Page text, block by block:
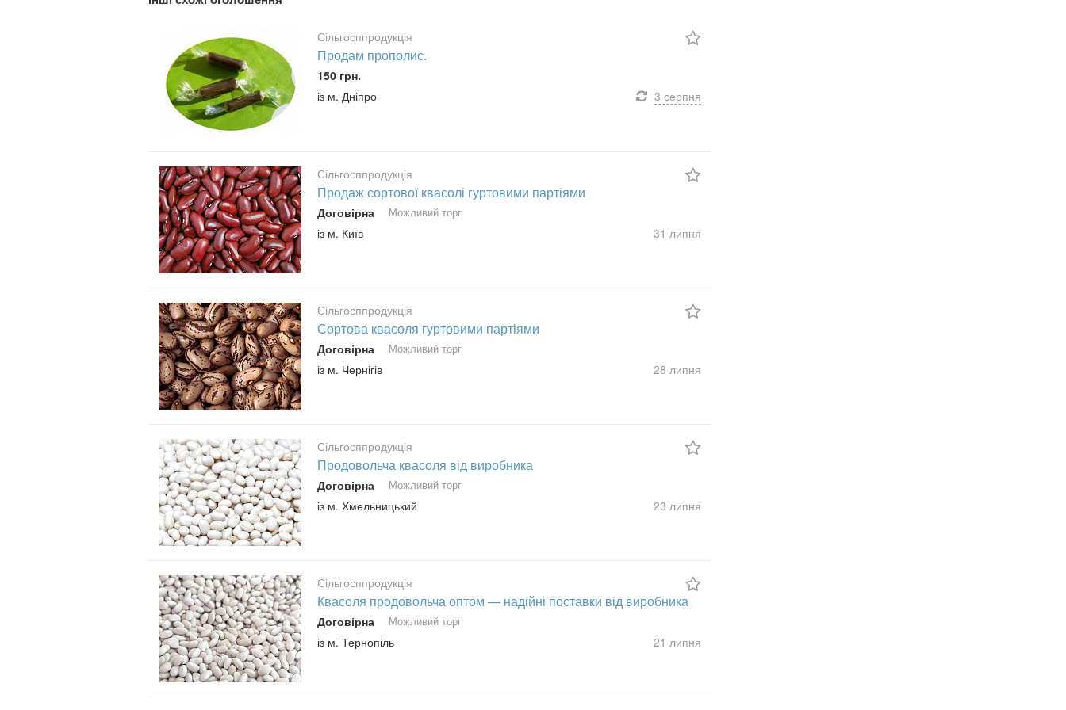
Сільгосппродукція
Продам прополис.
150 грн.
із м. Дніпро
3 серпня
Сільгосппродукція
Продаж сортової квасолі гуртовими партіями
Договірна Можливий торг
із м. Київ 31 липня
Сільгосппродукція
Сортова квасоля гуртовими партіями
Договірна Можливий торг
із м. Чернігів 28 липня
Сільгосппродукція
Продовольча квасоля від виробника
Договірна Можливий торг
із м. Хмельницький 23 липня
Сільгосппродукція
Квасоля продовольча оптом — надійні поставки від виробника
Договірна Можливий торг
із м. Тернопіль 21 липня